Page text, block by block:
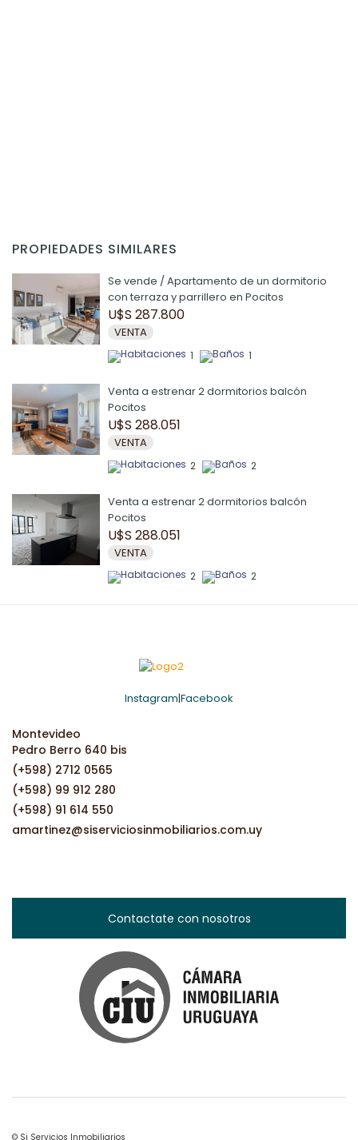
PROPIEDADES SIMILARES
Se vende / Apartamento de un dormitorio
con terraza y parrillero en Pocitos
U$S 287.800
VENTA
1 1
Venta a estrenar 2 dormitorios balcón
Pocitos
U$S 288.051
VENTA
2 2
Venta a estrenar 2 dormitorios balcón
Pocitos
U$S 288.051
VENTA
2 2
Instagram|Facebook
Montevideo
Pedro Berro 640 bis
(+598) 2712 0565
(+598) 99 912 280
(+598) 91 614 550
amartinez@siserviciosinmobiliarios.com.uy
Contactate con nosotros
© Si Servicios Inmobiliarios